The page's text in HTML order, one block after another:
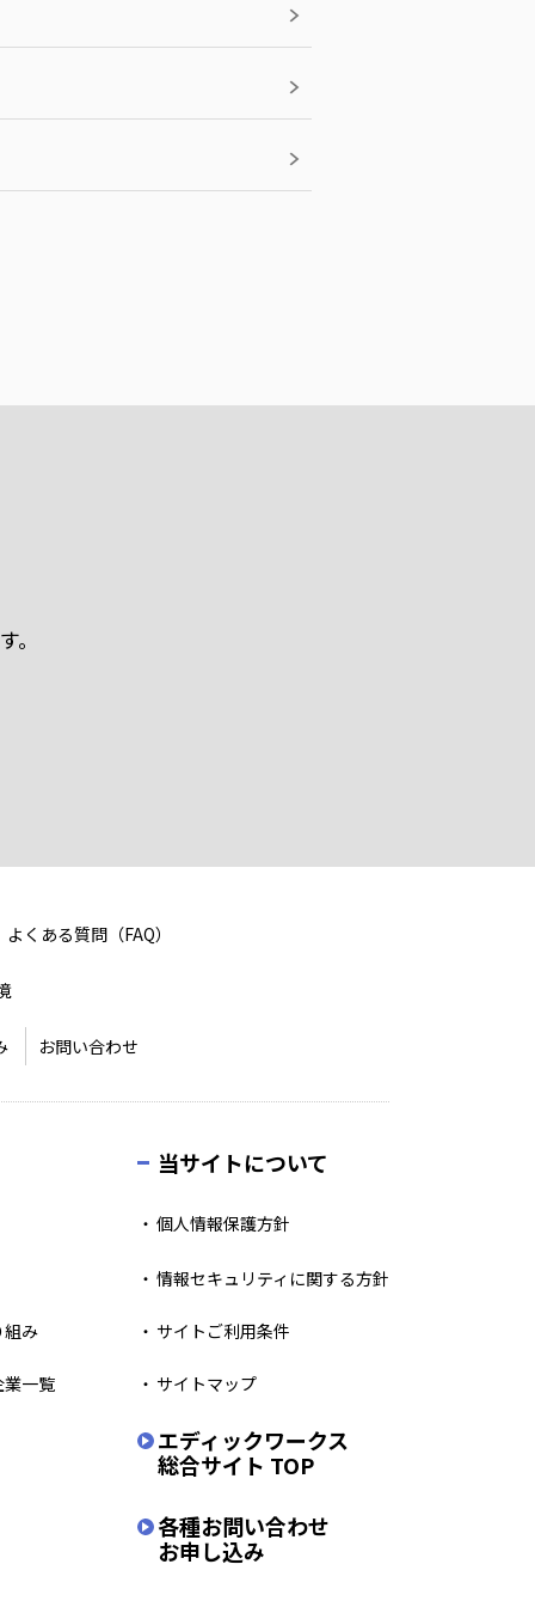
よくある質問（FAQ）
お問い合わせ
み
一覧
当サイトについて
個人情報保護方針
情報セキュリティに関する方針
サイトご利用条件
サイトマップ
エディックワークス
総合サイト TOP
各種お問い合わせ
お申し込み